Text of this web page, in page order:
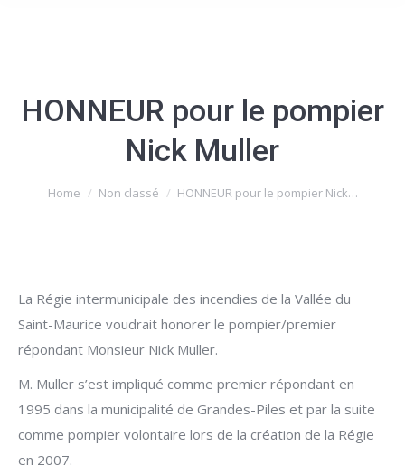
HONNEUR pour le pompier
Nick Muller
You are here:
Home Non classé HONNEUR pour le pompier Nick…
La Régie intermunicipale des incendies de la Vallée du
Saint-Maurice voudrait honorer le pompier/premier
répondant Monsieur Nick Muller.
M. Muller s’est impliqué comme premier répondant en
1995 dans la municipalité de Grandes-Piles et par la suite
comme pompier volontaire lors de la création de la Régie
en 2007.